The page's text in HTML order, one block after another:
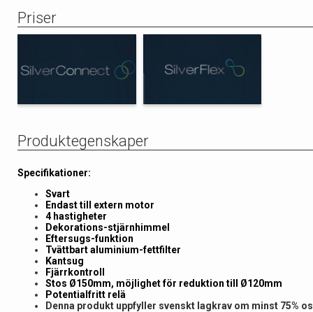
Priser
Produktegenskaper
Specifikationer:
Svart
Endast till extern motor
4 hastigheter
Dekorations-stjärnhimmel
Eftersugs-funktion
Tvättbart aluminium-fettfilter
Kantsug
Fjärrkontroll
Stos Ø150mm, möjlighet för reduktion till Ø120mm
Potentialfritt relä
Denna produkt uppfyller svenskt lagkrav om minst 75%